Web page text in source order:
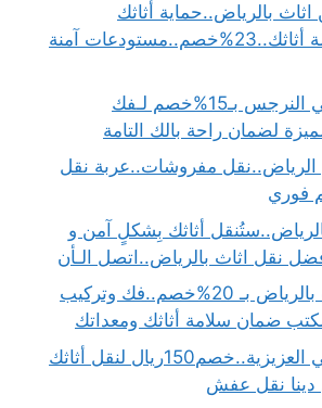
بالرياض..حماية أثاثك
100%ضمان سلامة أثاثك..23%خصم..مستودعات آمنة
دينا نقل عفش حي النرجس بـ15%خصم لـفك
لضمان راحة بالك التامة
مفروشات..عربة نقل
أثاثك بِشكلٍ آمن و
شركة نقل مكاتب بالرياض بـ 20%خصم..فك وتركيب
ضمان سلامة أثاثك ومعداتك
دينا نقل عفش حي العزيزية..خصم150ريال لنقل أثاثك
دينا نقل عفش